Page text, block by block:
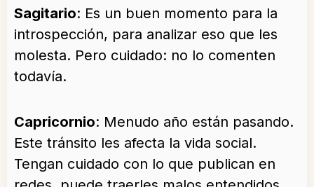
Sagitario: Es un buen momento para la
introspección, para analizar eso que les
molesta. Pero cuidado: no lo comenten
todavía.
Capricornio: Menudo año están pasando.
Este tránsito les afecta la vida social.
Tengan cuidado con lo que publican en